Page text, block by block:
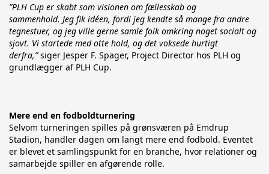
”PLH Cup er skabt som visionen om fællesskab og
sammenhold. Jeg fik idéen, fordi jeg kendte så mange fra andre
tegnestuer, og jeg ville gerne samle folk omkring noget socialt og
sjovt. Vi startede med otte hold, og det voksede hurtigt
derfra,” siger Jesper F. Spager, Project Director hos PLH og
grundlægger af PLH Cup.
Mere end en fodboldturnering
Selvom turneringen spilles på grønsværen på Emdrup
Stadion, handler dagen om langt mere end fodbold. Eventet
er blevet et samlingspunkt for en branche, hvor relationer og
samarbejde spiller en afgørende rolle.